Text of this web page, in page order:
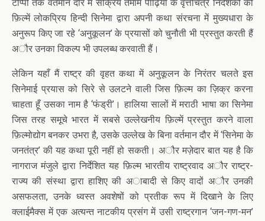
टोप्पो तक वर्तमान दौर में सक्रिय तमाम पीढ़ियों के वृत्तचित्र निर्देशकों की
फ़िल्में लोकप्रिय हिन्दी सिनेमा द्वारा अपनी कथा संरचना में मुख्यधारा के
अनुरूप किए जा रहे ‘अनुकूलन’ के प्रयासों को चुनौती भी प्रस्तुत करती हैं
अौर उनका विकल्प भी उपलब्ध करवाती हैं।
लेकिन यहाँ मैं राष्ट्र की वृहत कथा में अनुकूलन के निरंतर चलते इस
सिनेमाई प्रयास को सिरे से उलटने वाली जिस फ़िल्म का ज़िक्र करना
चाहता हूँ उसका नाम है ‘फंड्री’। हालिया सालों में मराठी भाषा का सिनेमा
जिस तरह समूचे भारत में सबसे उल्लेखनीय फ़िल्में प्रस्तुत करने वाला
फ़िल्मोद्योग बनकर उभरा है, उसके उल्लेख के बिना वर्तमान दौर में ‘सिनेमा के
जनतंत्र’ की यह कथा पूरी नहीं हो सकती। अौर मज़ेदार बात यह है कि
नागराज मंजुले द्वारा निर्देशित यह फ़िल्म भारतीय राष्ट्रवाद अौर राष्ट्र-
राज्य की संस्था द्वारा हाशिए की अाबादी से किए वादों अौर उनकी
असफलता, उनके ध्वस्त अवशेषों को प्रतीक रूप में दिखाने के लिए
क्लाईमैक्स में एक अत्यन्त नाटकीय प्रसंग में उसी राष्ट्रगान ‘जन-गण-मन’